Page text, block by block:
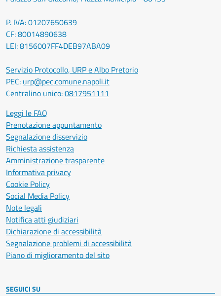
P. IVA: 01207650639
CF: 80014890638
LEI: 8156007FF4DEB97ABA09
Servizio Protocollo, URP e Albo Pretorio
PEC: urp@pec.comune.napoli.it
Centralino unico:0817951111
Leggi le FAQ
Prenotazione appuntamento
Segnalazione disservizio
Richiesta assistenza
Amministrazione trasparente
Informativa privacy
Cookie Policy
Social Media Policy
Note legali
Notifica atti giudiziari
Dichiarazione di accessibilità
Segnalazione problemi di accessibilità
Piano di miglioramento del sito
SEGUICI SU